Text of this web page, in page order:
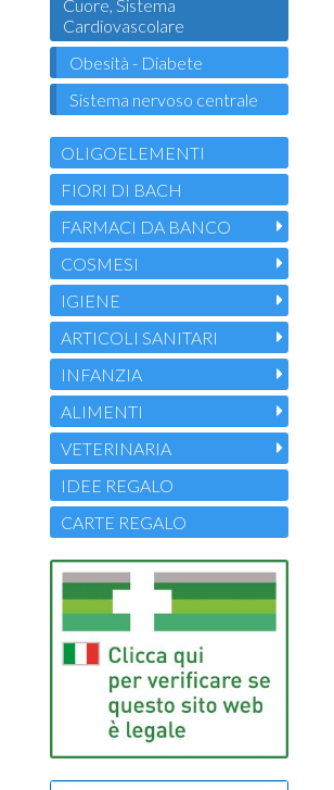
Cuore, Sistema
Cardiovascolare
Obesità - Diabete
Sistema nervoso centrale
OLIGOELEMENTI
FIORI DI BACH
FARMACI DA BANCO
COSMESI
IGIENE
ARTICOLI SANITARI
INFANZIA
ALIMENTI
VETERINARIA
IDEE REGALO
CARTE REGALO